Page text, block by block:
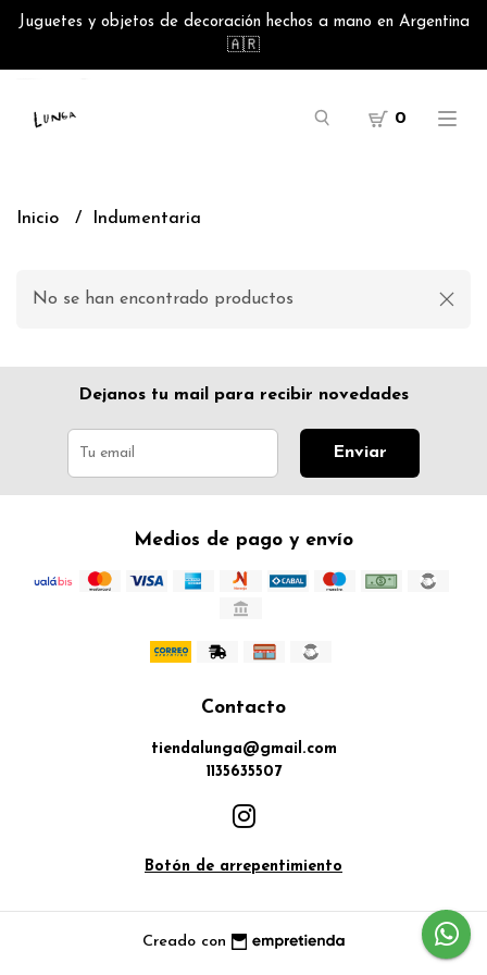
Juguetes y objetos de decoración hechos a mano en Argentina
🇦🇷
0
Inicio Indumentaria
No se han encontrado productos
Dejanos tu mail para recibir novedades
Enviar
Medios de pago y envío
Contacto
tiendalunga@gmail.com
1135635507
Botón de arrepentimiento
Creado con